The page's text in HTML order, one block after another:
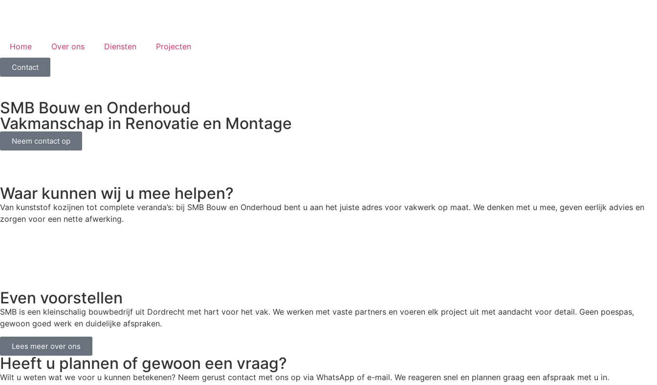
Home Over ons Diensten Projecten
Contact
SMB Bouw en Onderhoud
Vakmanschap in Renovatie en Montage
Neem contact op
Waar kunnen wij u mee helpen?
Van kunststof kozijnen tot complete veranda’s: bij SMB Bouw en Onderhoud bent u aan het juiste adres voor vakwerk op maat. We denken met u mee, geven eerlijk advies en
zorgen voor een nette afwerking.
Even voorstellen
SMB is een kleinschalig bouwbedrijf uit Dordrecht met hart voor het vak. We werken met vaste partners en voeren elk project uit met aandacht voor detail. Geen poespas,
gewoon goed werk en duidelijke afspraken.
Lees meer over ons
Heeft u plannen of gewoon een vraag?
Wilt u weten wat we voor u kunnen betekenen? Neem gerust contact met ons op via WhatsApp of e-mail. We reageren snel en plannen graag een afspraak met u in.